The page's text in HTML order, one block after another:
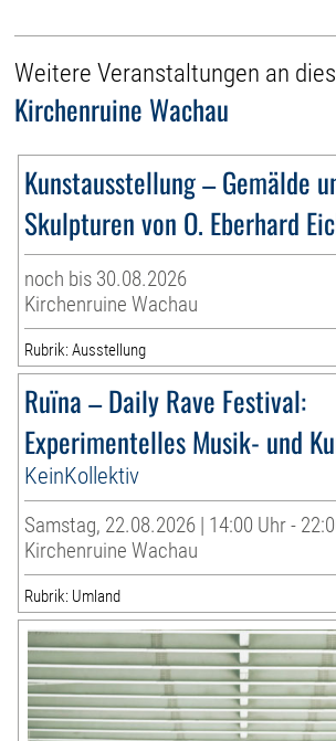
Weitere Veranstaltungen an
Kirchenruine Wachau
Kunstausstellung – Gemälde
Skulpturen von O. Eberhard
noch bis 30.08.2026
Kirchenruine Wachau
Rubrik: Ausstellung
Ruïna – Daily Rave Festival:
Experimentelles Musik- und
KeinKollektiv
Samstag, 22.08.2026 | 14:00 Uhr -
Kirchenruine Wachau
Rubrik: Umland